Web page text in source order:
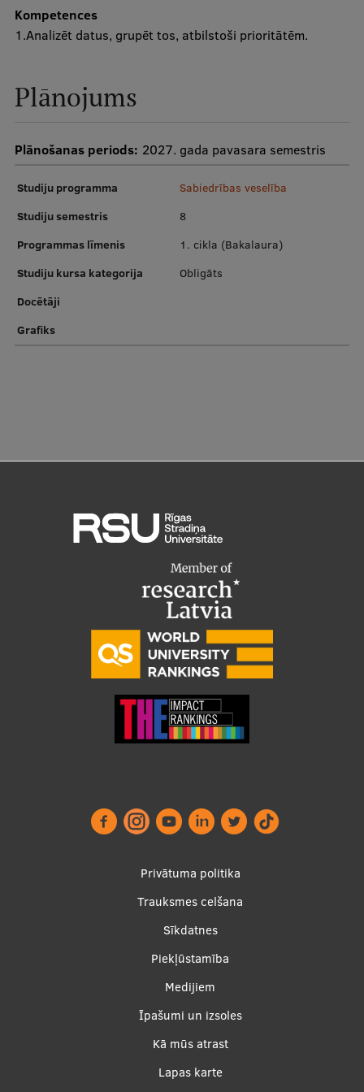
Ētikas un līdztiesības mācības
Atvērtā universitāte
Profesionālās pilnveides kursi
ESF kvalifikācijas celšanas kursi
Pētniecība
Zinātniskie institūti un laboratorijas
Pētniecības platformas
Pētniecības pakalpojumi
Zinātnieku brokastis
Vertikāli integrētie projekti
Zinātniskās konferences
Mobilitātes programmas
Starptautiskie sadarbības partneri
Kompetences
1.Analizēt datus, grupēt tos, atbilstoši prioritātēm.
Plānojums
Plānošanas periods: 2027. gada pavasara semestris
Studiju programma
Sabiedrības veselība
Studiju semestris
8
Programmas līmenis
1. cikla (Bakalaura)
Studiju kursa kategorija
Obligāts
Docētāji
Grafiks
Privātuma politika
Trauksmes celšana
Sīkdatnes
Piekļūstamība
Medijiem
Īpašumi un izsoles
Kā mūs atrast
Lapas karte